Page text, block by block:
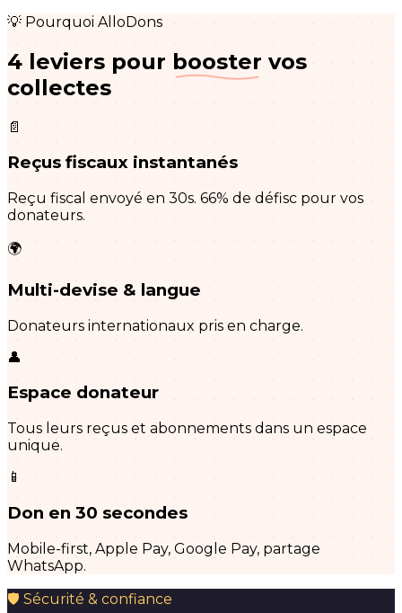
💡 Pourquoi AlloDons
4 leviers pour booster vos
collectes
📄
Reçus fiscaux instantanés
Reçu fiscal envoyé en 30s. 66% de défisc pour vos
donateurs.
🌍
Multi-devise & langue
Donateurs internationaux pris en charge.
👤
Espace donateur
Tous leurs reçus et abonnements dans un espace
unique.
📱
Don en 30 secondes
Mobile-first, Apple Pay, Google Pay, partage
WhatsApp.
🛡 Sécurité & confiance